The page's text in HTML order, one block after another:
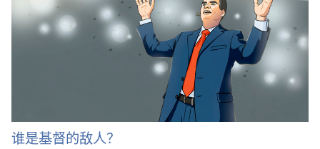
谁是基督的敌人？